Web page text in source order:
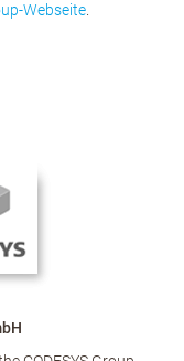
Webseite.